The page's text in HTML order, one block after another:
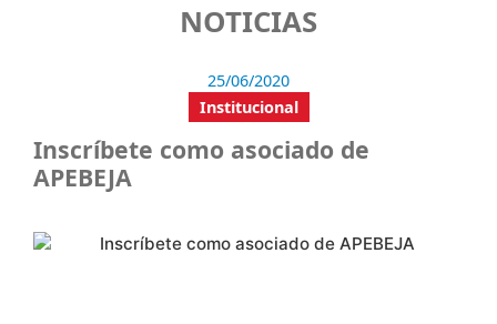
NOTICIAS
25/06/2020
Institucional
Inscríbete como asociado de
APEBEJA